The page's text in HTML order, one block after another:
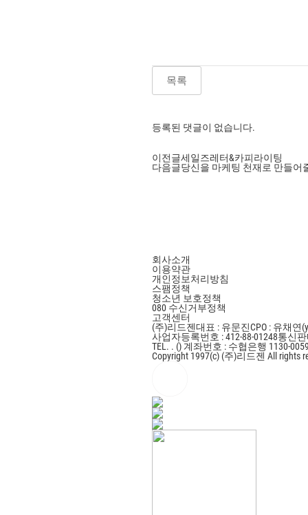
목록
등록된 댓글이 없습니다.
이전글세일즈레터&카피라이팅
다음글당신을 마케팅 천재로 만들어
회사소개
이용약관
개인정보처리방침
스팸정책
청소년 보호정책
080 수신거부정책
고객센터
(주)리드젠대표 : 유문진CPO : 유채연
사업자등록번호 : 412-88-01248통신
TEL. . () 계좌번호 : 수협은행 1130-
Copyright 1997(c) (주)리드젠 All rights